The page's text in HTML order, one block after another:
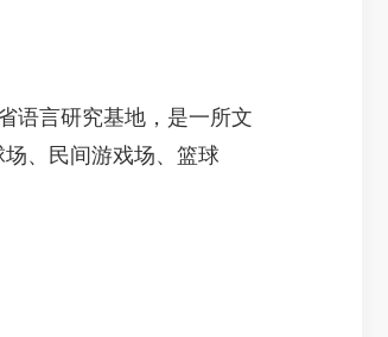
语言研究基地，是一所文
、民间游戏场、篮球